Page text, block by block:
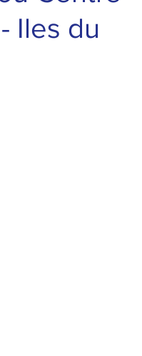
Iles du